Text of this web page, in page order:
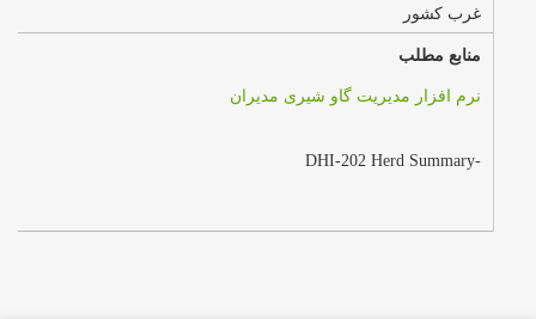
غرب کشور
منابع مطلب
نرم افزار مدیریت گاو شیری مدیران
-DHI-202 Herd Summary